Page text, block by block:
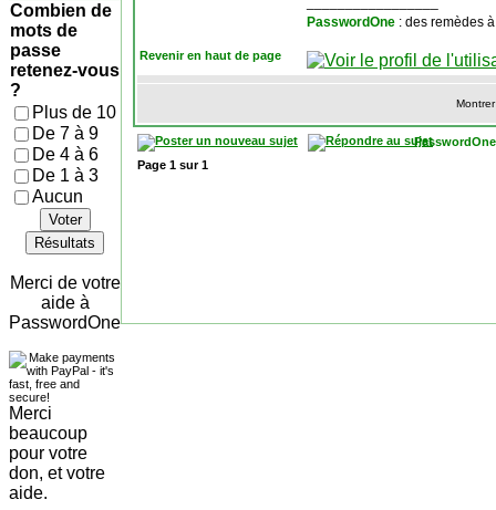
Combien de
mots de
passe
retenez-vous
?
Plus de 10
De 7 à 9
De 4 à 6
De 1 à 3
Aucun
Voter
Résultats
Merci de votre
aide à
PasswordOne
Merci
beaucoup
pour votre
don, et votre
aide.
PasswordOne : des remèdes
Revenir en haut de page
Page 1 sur1